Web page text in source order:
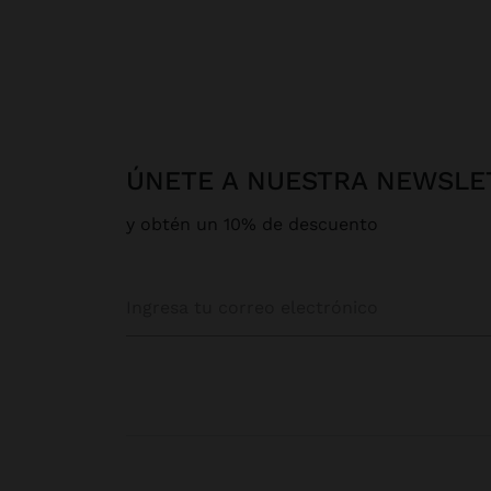
ÚNETE A NUESTRA
y obtén un 10% de descuento